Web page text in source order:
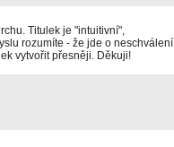
Titulek je "intuitivní",
rozumíte - že jde o neschválení
vytvořit přesněji. Děkuji!